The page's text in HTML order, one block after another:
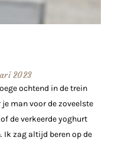
2023
ochtend in de trein
man voor de zoveelste
de verkeerde yoghurt
Ik zag altijd beren op de